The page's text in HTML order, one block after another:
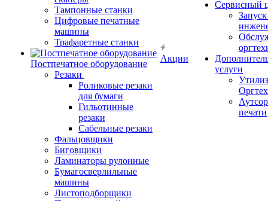
Тампонные станки
Цифровые печатные
машины
Трафаретные станки
Постпечатное оборудование
Резаки
Роликовые резаки
для бумаги
Гильотинные
резаки
Сабельные резаки
Фальцовщики
Биговщики
Ламинаторы рулонные
Бумагосверлильные
машины
Листоподборщики
Акции
Сервисный
услуги
печати